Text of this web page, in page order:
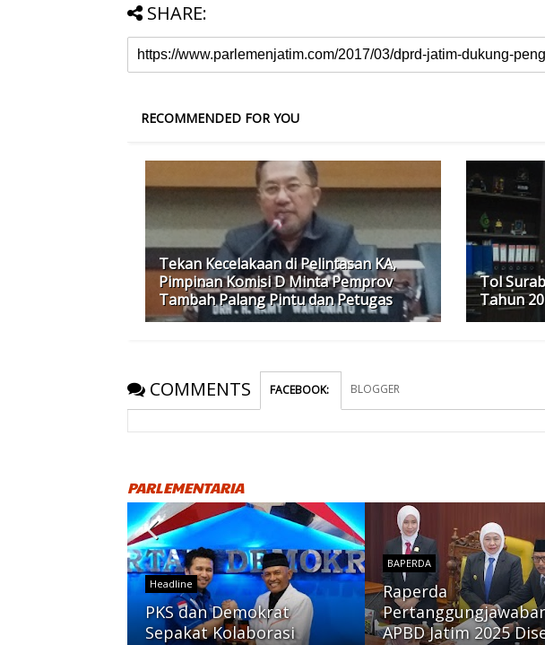
SHARE:
RECOMMENDED FOR YOU
Tekan Kecelakaan di Pelintasan KA,
Pimpinan Komisi D Minta Pemprov
Tambah Palang Pintu dan Petugas
Tol
Tahun
COMMENTS FACEBOOK: BLOGGER
PARLEMENTARIA
Headline
PKS dan Demokrat
Sepakat Kolaborasi
BAPERDA
Raperda
APBD Jatim 2025